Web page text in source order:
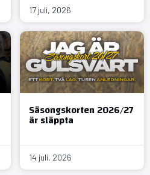
17 juli, 2026
Säsongskorten 2026/27
är släppta
14 juli, 2026